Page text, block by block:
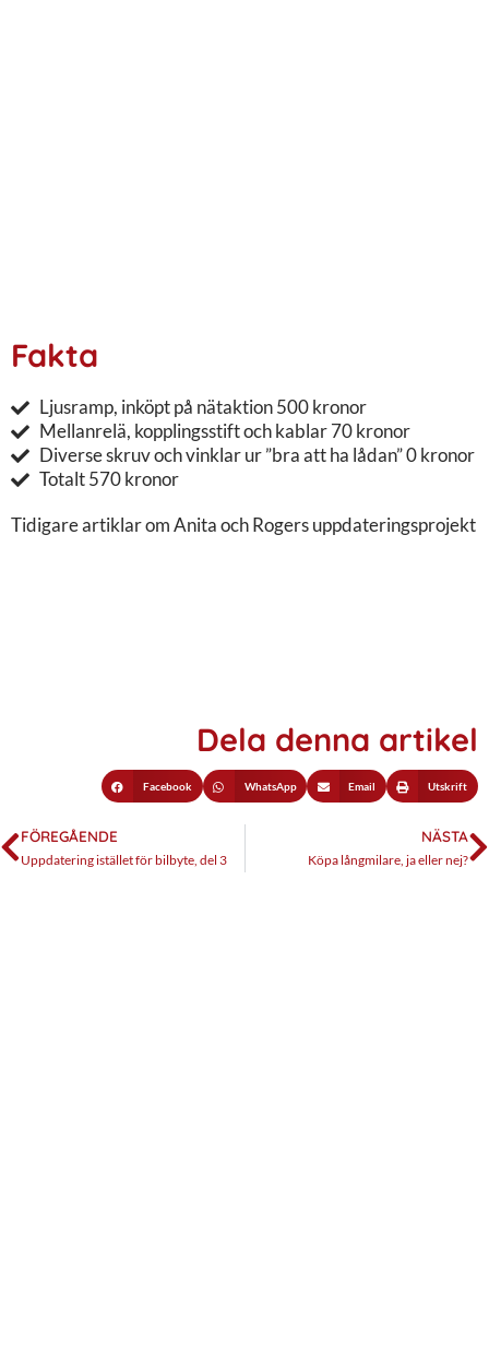
Fakta
Ljusramp, inköpt på nätaktion 500 kronor
Mellanrelä, kopplingsstift och kablar 70 kronor
Diverse skruv och vinklar ur ”bra att ha lådan” 0 kronor
Totalt 570 kronor
Tidigare artiklar om Anita och Rogers uppdateringsprojekt
Dela denna artikel
Facebook WhatsApp Email Utskrift
FÖREGÅENDE
Uppdatering istället för bilbyte, del 3
NÄSTA
Köpa långmilare, ja eller nej?